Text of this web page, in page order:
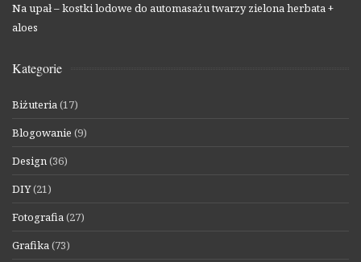
Na upał – kostki lodowe do automasażu twarzy zielona herbata +
aloes
Kategorie
Biżuteria(17)
Blogowanie (9)
Design(36)
DIY(21)
Fotografia(27)
Grafika(73)